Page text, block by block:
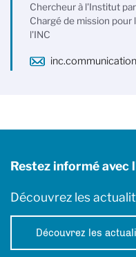
Chercheur à l'Institut
Chargé de mission
l'INC
Restez informé avec
Découvrez les
Découvrez les